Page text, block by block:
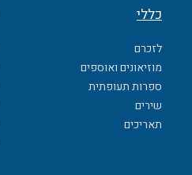
כללי
לזכרם
מוזיאונים ואוספים
ספרות תעופתית
שירים
תאריכים